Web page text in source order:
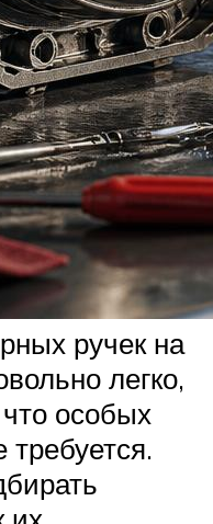
ручек на
легко,
особых
требуется.